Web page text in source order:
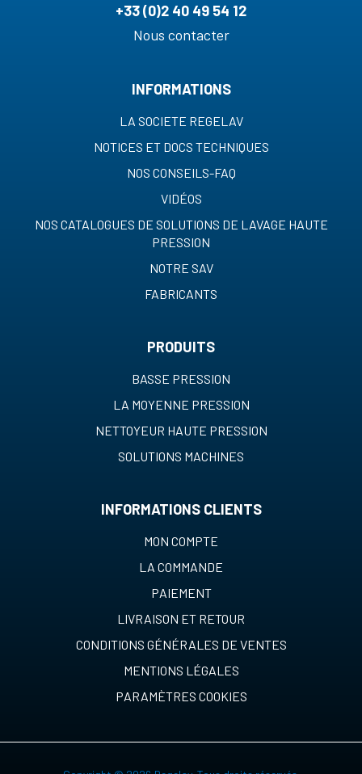
+33 (0)2 40 49 54 12
Nous contacter
INFORMATIONS
LA SOCIETE REGELAV
NOTICES ET DOCS TECHNIQUES
NOS CONSEILS-FAQ
VIDÉOS
NOS CATALOGUES DE SOLUTIONS DE LAVAGE HAUTE
PRESSION
NOTRE SAV
FABRICANTS
PRODUITS
BASSE PRESSION
LA MOYENNE PRESSION
NETTOYEUR HAUTE PRESSION
SOLUTIONS MACHINES
INFORMATIONS CLIENTS
MON COMPTE
LA COMMANDE
PAIEMENT
LIVRAISON ET RETOUR
CONDITIONS GÉNÉRALES DE VENTES
MENTIONS LÉGALES
PARAMÈTRES COOKIES